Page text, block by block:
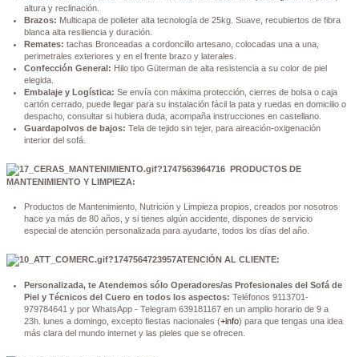
altura y reclinación.
Brazos: Multicapa de polieter alta tecnología de 25kg. Suave, recubiertos de fibra
blanca alta resiliencia y duración.
Remates: tachas Bronceadas a cordoncillo artesano, colocadas una a una,
perimetrales exteriores y en el frente brazo y laterales.
Confección General: Hilo tipo Güterman de alta resistencia a su color de piel
elegida.
Embalaje y Logística: Se envía con máxima protección, cierres de bolsa o caja
cartón cerrado, puede llegar para su instalación fácil la pata y ruedas en domicilio o
despacho, consultar si hubiera duda, acompaña instrucciones en castellano.
Guardapolvos de bajos: Tela de tejido sin tejer, para aireación-oxigenación
interior del sofá.
PRODUCTOS DE
MANTENIMIENTO Y LIMPIEZA:
Productos de Mantenimiento, Nutrición y Limpieza propios, creados por nosotros
hace ya más de 80 años, y si tienes algún accidente, dispones de servicio
especial de atención personalizada para ayudarte, todos los días del año.
ATENCIÓN AL CLIENTE:
Personalizada, te Atendemos sólo Operadores/as Profesionales del Sofá de
Piel y Técnicos del Cuero en todos los aspectos:Teléfonos 9113701-
979784641 y por WhatsApp - Telegram 639181167 en un amplio horario de 9 a
23h. lunes a domingo, excepto fiestas nacionales (+info) para que tengas una idea
más clara del mundo internet y las pieles que se ofrecen.